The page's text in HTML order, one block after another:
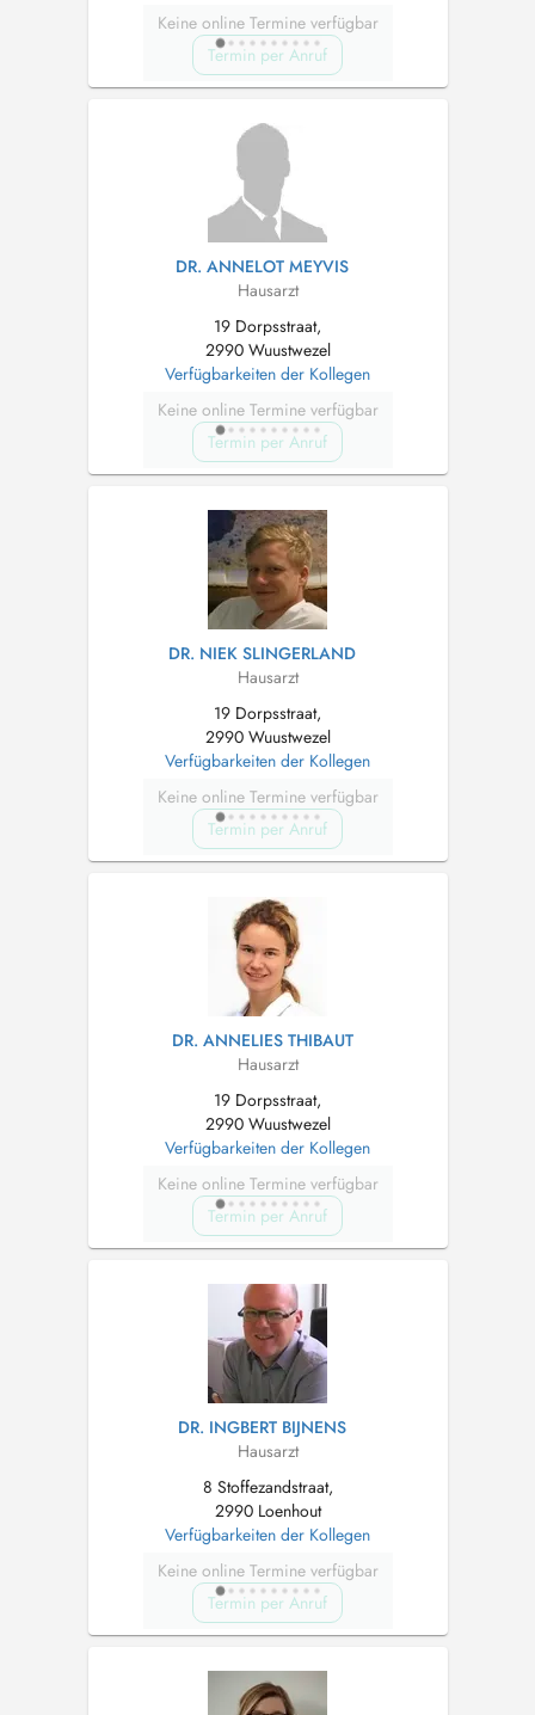
Keine online Termine verfügbar
Termin per Anruf
DR. ANNELOT MEYVIS
Hausarzt
19 Dorpsstraat,
2990 Wuustwezel
Verfügbarkeiten der Kollegen
Keine online Termine verfügbar
Termin per Anruf
DR. NIEK SLINGERLAND
Hausarzt
19 Dorpsstraat,
2990 Wuustwezel
Verfügbarkeiten der Kollegen
Keine online Termine verfügbar
Termin per Anruf
DR. ANNELIES THIBAUT
Hausarzt
19 Dorpsstraat,
2990 Wuustwezel
Verfügbarkeiten der Kollegen
Keine online Termine verfügbar
Termin per Anruf
DR. INGBERT BIJNENS
Hausarzt
8 Stoffezandstraat,
2990 Loenhout
Verfügbarkeiten der Kollegen
Keine online Termine verfügbar
Termin per Anruf